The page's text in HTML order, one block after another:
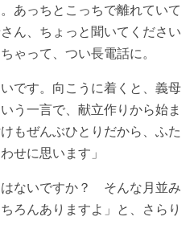
あっちとこっちで離れていて
ん、ちょっと聞いてください
ゃって、つい長電話に。
です。向こうに着くと、義母
う一言で、献立作りから始ま
もぜんぶひとりだから、ふた
せに思います」
ないですか？ そんな月並み
ろんありますよ」と、さらり